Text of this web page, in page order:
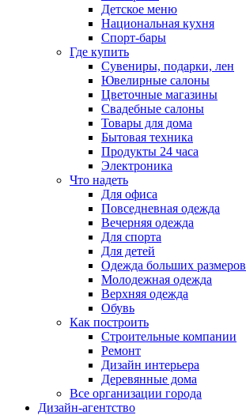
Детское меню
Национальная кухня
Спорт-бары
Где купить
Сувениры, подарки, лен
Ювелирные салоны
Цветочные магазины
Свадебные салоны
Товары для дома
Бытовая техника
Продукты 24 часа
Электроника
Что надеть
Для офиса
Повседневная одежда
Вечерняя одежда
Для спорта
Для детей
Одежда больших размеров
Молодежная одежда
Верхняя одежда
Обувь
Как построить
Строительные компании
Ремонт
Дизайн интерьера
Деревянные дома
Все организации города
Дизайн-агентство